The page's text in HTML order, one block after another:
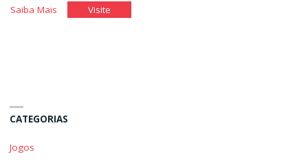
Saiba Mais"MóduloVisite"Módulo
CATEGORIAS
Jogos